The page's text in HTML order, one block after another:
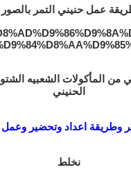
عمل حنيني التمر بالصور
من المأكولات الشعبيه
الحنيني
وطريقة اعداد وتحضير وعمل
نخلط